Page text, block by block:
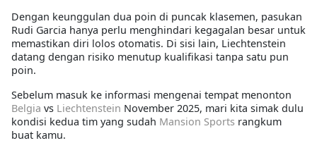
Dengan keunggulan dua poin di puncak klasemen, pasukan
Rudi Garcia hanya perlu menghindari kegagalan besar untuk
memastikan diri lolos otomatis. Di sisi lain, Liechtenstein
datang dengan risiko menutup kualifikasi tanpa satu pun
poin.
Sebelum masuk ke informasi mengenai tempat menonton
Belgia vs Liechtenstein November 2025, mari kita simak dulu
kondisi kedua tim yang sudah Mansion Sports rangkum
buat kamu.